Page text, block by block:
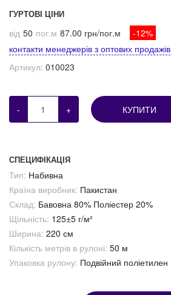
ГУРТОВІ ЦІНИ
від 50 пог.м 87.00 грн/пог.м
-12%
контакти менеджерів з оптових продажів
Артикул: 010023
- + КУПИТИ
СПЕЦИФІКАЦІЯ
Тип: Набивна
Країна виробник: Пакистан
Склад: Бавовна 80% Поліестер 20%
Щільність: 125±5 г/м²
Ширина: 220 см
Кількість метрів в рулоні: 50 м
Упаковка рулону: Подвійний поліетилен